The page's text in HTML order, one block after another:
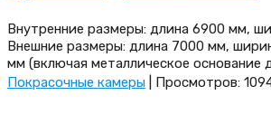
Внутренние размеры: длина 6900 мм,
Внешние размеры: длина 7000 мм,
мм (включая металлическое
Покрасочные камеры | Просмотров: